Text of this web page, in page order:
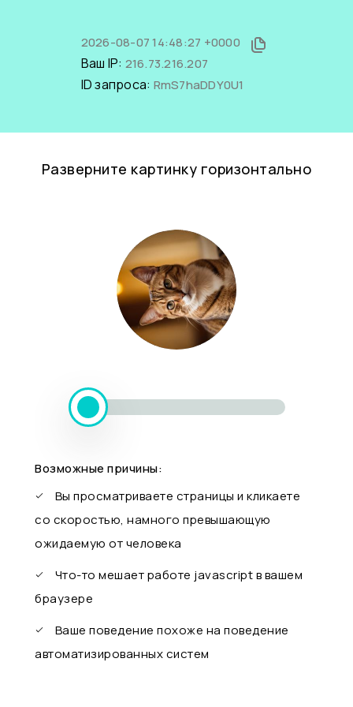
2026-08-07 14:48:27 +0000
Ваш IP: 216.73.216.207
ID запроса: RmS7haDDY0U1
Разверните картинку горизонтально
Возможные причины:
Вы просматриваете страницы и кликаете
со скоростью, намного превышающую
ожидаемую от человека
Что-то мешает работе javascript в вашем
браузере
Ваше поведение похоже на поведение
автоматизированных систем